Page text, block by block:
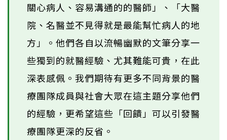
關心病人、容易溝通的的醫師」、「大醫
院、名醫並不見得就是最能幫忙病人的地
方」。他們各自以流暢幽默的文筆分享一
些獨到的就醫經驗、尤其難能可貴，在此
深表感佩。我們期待有更多不同背景的醫
療團隊成員與社會大眾在這主題分享他們
的經驗，更希望這些「回饋」可以引發醫
療團隊更深的反省。